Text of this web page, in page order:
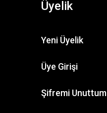
Üyelik
Yeni Üyelik
Üye Girişi
Şifremi Unuttum